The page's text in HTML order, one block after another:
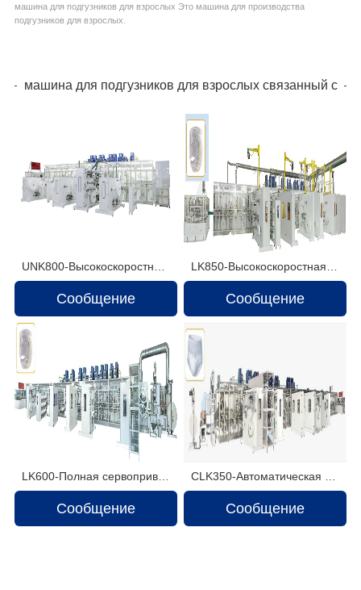
машина для подгузников для взрослых Это машина для производства
подгузников для взрослых.
машина для подгузников для взрослых связанный с
Сообщение Сообщение
LK600-Полная сервоприводная машина для производства детских подгузников
Сообщение Сообщение